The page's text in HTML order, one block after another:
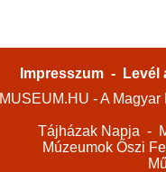
Impresszum -
Levél
MUSEUM.HU - A
Tájházak Napja -
Múzeumok Őszi